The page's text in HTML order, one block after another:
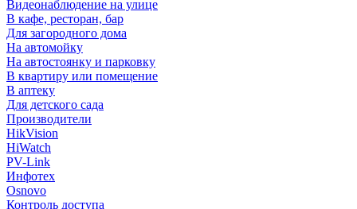
Видеонаблюдение на улице
В кафе, ресторан, бар
Для загородного дома
На автомойку
На автостоянку и парковку
В квартиру или помещение
В аптеку
Для детского сада
Производители
HikVision
HiWatch
PV-Link
Инфотех
Osnovo
Контроль доступа